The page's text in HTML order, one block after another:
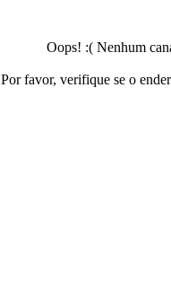
Oops! :( Nenhum
Por favor, verifique se o